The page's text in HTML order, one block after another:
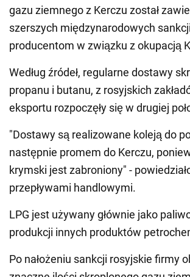
gazu ziemnego z Kerczu został
szerszych międzynarodowych
producentom w związku z okupacją
Według źródeł, regularne dostawy
propanu i butanu, z rosyjskich
eksportu rozpoczęły się w drugiej
"Dostawy są realizowane koleją do
następnie promem do Kerczu,
krymski jest zabroniony" -
przepływami handlowymi.
LPG jest używany głównie jako
produkcji innych produktów
Po nałożeniu sankcji rosyjskie firmy